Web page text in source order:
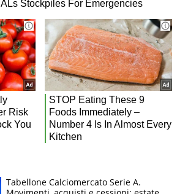
Tabellone Calciomercato Serie A.